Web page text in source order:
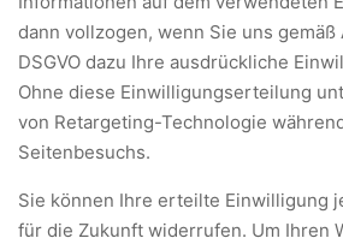
dann vollzogen, wenn Sie uns gemäß
DSGVO dazu Ihre ausdrückliche
Ohne diese Einwilligungserteilung
von Retargeting-Technologie
Seitenbesuchs.
Sie können Ihre erteilte Einwilligung
für die Zukunft widerrufen. Um Ihren